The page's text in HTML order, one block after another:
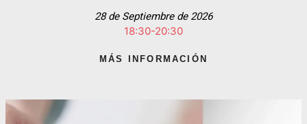
28 de Septiembre de 2026
18:30-20:30
MÁS INFORMACIÓN